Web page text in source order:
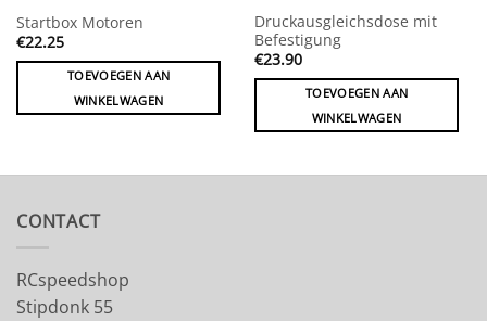
Startbox Motoren
€22.25
TOEVOEGEN AAN
WINKELWAGEN
Druckausgleichsdose mit
Befestigung
€23.90
TOEVOEGEN AAN
WINKELWAGEN
CONTACT
RCspeedshop
Stipdonk 55